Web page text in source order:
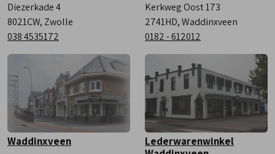
Diezerkade 4
8021CW, Zwolle
038 4535172
Kerkweg Oost 173
2741HD, Waddinxveen
0182 - 612012
Waddinxveen
Lederwarenwinkel